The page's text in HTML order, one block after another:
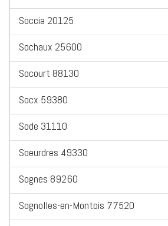
Soccia 20125
Sochaux 25600
Socourt 88130
Socx 59380
Sode 31110
Soeurdres 49330
Sognes 89260
Sognolles-en-Montois 77520